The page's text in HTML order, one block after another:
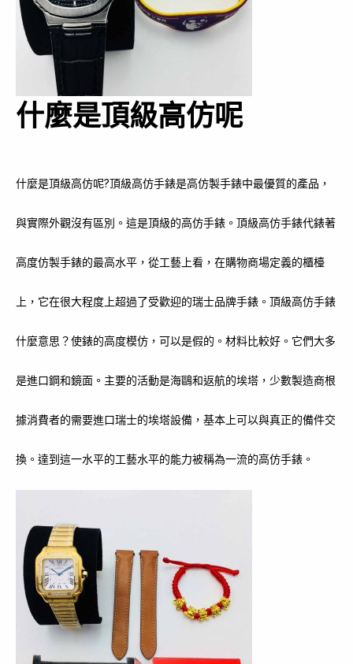
什麼是頂級高仿呢
什麼是頂級高仿呢?頂級高仿手錶是高仿製手錶中最優質的產品，
與實際外觀沒有區別。這是頂級的高仿手錶。頂級高仿手錶代錶著
高度仿製手錶的最高水平，從工藝上看，在購物商場定義的櫃檯
上，它在很大程度上超過了受歡迎的瑞士品牌手錶。頂級高仿手錶
什麼意思？使錶的高度模仿，可以是假的。材料比較好。它們大多
是進口鋼和鏡面。主要的活動是海鷗和返航的埃塔，少數製造商根
據消費者的需要進口瑞士的埃塔設備，基本上可以與真正的備件交
換。達到這一水平的工藝水平的能力被稱為一流的高仿手錶。